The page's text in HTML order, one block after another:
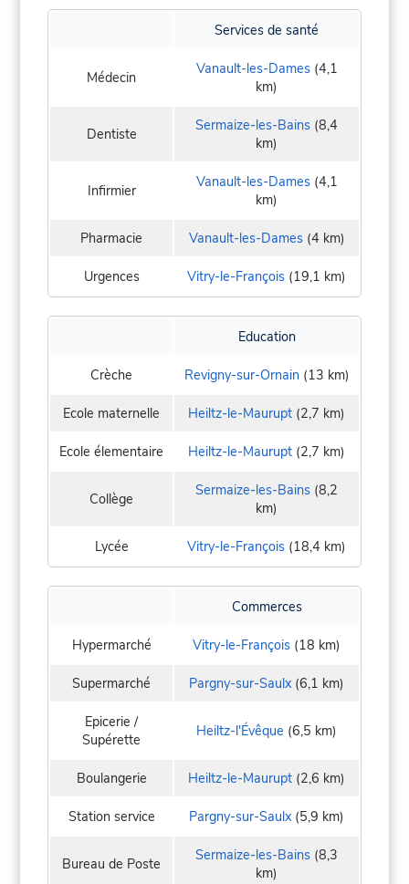
Services de santé
Médecin Vanault-les-Dames(4,1
km)
Dentiste Sermaize-les-Bains (8,4
km)
Infirmier Vanault-les-Dames(4,1
km)
Pharmacie Vanault-les-Dames(4 km)
Urgences Vitry-le-François (19,1 km)
Education
Crèche Revigny-sur-Ornain(13 km)
Ecole maternelle Heiltz-le-Maurupt (2,7 km)
Ecole élementaire Heiltz-le-Maurupt (2,7 km)
Collège Sermaize-les-Bains (8,2
km)
Lycée Vitry-le-François (18,4 km)
Commerces
Hypermarché Vitry-le-François (18 km)
Supermarché Pargny-sur-Saulx (6,1 km)
Epicerie /
Supérette
Heiltz-l'Évêque (6,5 km)
Boulangerie Heiltz-le-Maurupt (2,6 km)
Station service Pargny-sur-Saulx (5,9 km)
Bureau de Poste Sermaize-les-Bains (8,3
km)